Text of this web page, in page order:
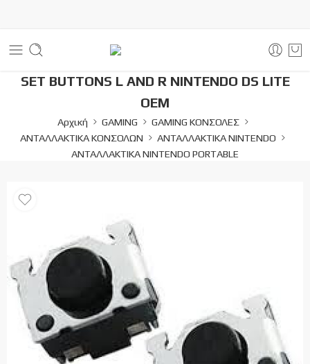
SET BUTTONS L AND R NINTENDO DS LITE
OEM
Αρχική GAMING
GAMING ΚΟΝΣΟΛΕΣ
ΑΝΤΑΛΛΑΚΤΙΚΑ ΚΟΝΣΟΛΩΝ
ΑΝΤΑΛΛΑΚΤΙΚΑ NINTENDO
ΑΝΤΑΛΛΑΚΤΙΚΑ NINTENDO PORTABLE